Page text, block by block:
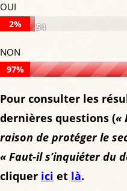
se
prononce
1%
votes,
17
votes
OUI
2% 54
2%
of
votes,
54
votes
NON
97%
97%
of
votes,
2674
votes
Pour consulter les
dernières questions («
raison de protéger le
« Faut-il s’inquiéter du
cliquer ici et là.